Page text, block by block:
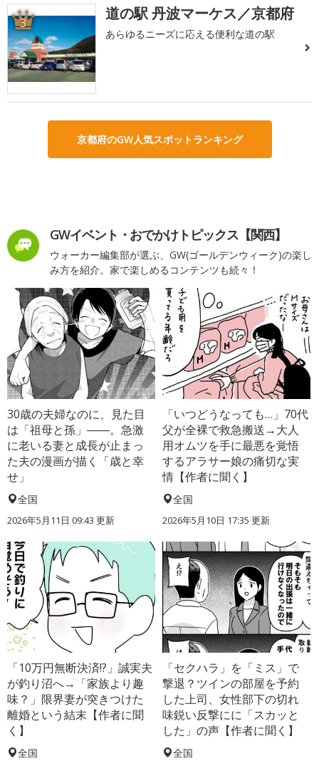
3 道の駅 丹波マーケス／京都府
あらゆるニーズに応える便利な道の駅
京都府のGW人気スポットランキング
GWイベント・おでかけトピックス【関西】
ウォーカー編集部が選ぶ、GW(ゴールデンウィーク)の楽し
み方を紹介。家で楽しめるコンテンツも続々！
30歳の夫婦なのに、見た目
は「祖母と孫」――。急激
に老いる妻と成長が止まっ
た夫の漫画が描く「歳と幸
せ」
全国
2026年5月11日 09:43 更新
「いつどうなっても…」70代
父が全裸で救急搬送→大人
用オムツを手に最悪を覚悟
するアラサー娘の痛切な実
情【作者に聞く】
全国
2026年5月10日 17:35 更新
「10万円無断決済!?」誠実夫
が釣り沼へ→「家族より趣
味？」限界妻が突きつけた
離婚という結末【作者に聞
く】
全国
「セクハラ」を「ミス」で
撃退？ツインの部屋を予約
した上司、女性部下の切れ
味鋭い反撃にに「スカッと
した」の声【作者に聞く】
全国